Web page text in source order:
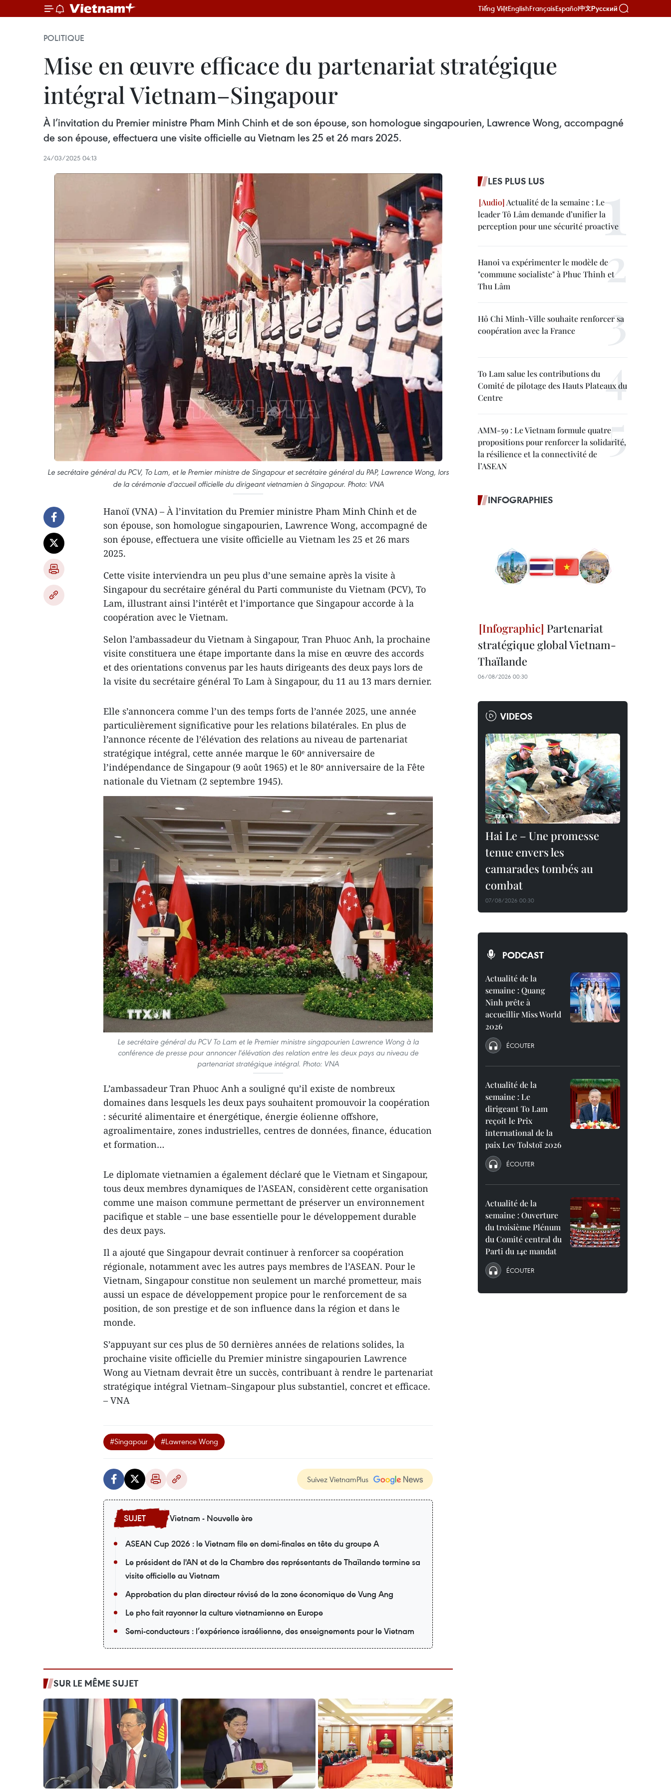
Tiếng ViệtEnglishFrançaisEspañol中文Русский
POLITIQUE
Mise en œuvre efficace du partenariat stratégique
intégral Vietnam–Singapour
À l’invitation du Premier ministre Pham Minh Chinh et de son épouse, son homologue singapourien, Lawrence Wong, accompagné
de son épouse, effectuera une visite officielle au Vietnam les 25 et 26 mars 2025.
24/03/2025 04:13
Le secrétaire général du PCV, To Lam, et le Premier ministre de Singapour et secrétaire général du PAP, Lawrence Wong, lors
de la cérémonie d'accueil officielle du dirigeant vietnamien à Singapour. Photo: VNA
Hanoï (VNA) – À l’invitation du Premier ministre Pham Minh Chinh et de
son épouse, son homologue singapourien, Lawrence Wong, accompagné de
son épouse, effectuera une visite officielle au Vietnam les 25 et 26 mars
2025.
Cette visite interviendra un peu plus d’une semaine après la visite à
Singapour du secrétaire général du Parti communiste du Vietnam (PCV), To
Lam, illustrant ainsi l’intérêt et l’importance que Singapour accorde à la
coopération avec le Vietnam.
Selon l’ambassadeur du Vietnam à Singapour, Tran Phuoc Anh, la prochaine
visite constituera une étape importante dans la mise en œuvre des accords
et des orientations convenus par les hauts dirigeants des deux pays lors de
la visite du secrétaire général To Lam à Singapour, du 11 au 13 mars dernier.
Elle s’annoncera comme l’un des temps forts de l’année 2025, une année
particulièrement significative pour les relations bilatérales. En plus de
l’annonce récente de l’élévation des relations au niveau de partenariat
stratégique intégral, cette année marque le 60ᵉ anniversaire de
l’indépendance de Singapour (9 août 1965) et le 80ᵉ anniversaire de la Fête
nationale du Vietnam (2 septembre 1945).
Le secrétaire général du PCV To Lam et le Premier ministre singapourien Lawrence Wong à la
conférence de presse pour annoncer l'élévation des relation entre les deux pays au niveau de
partenariat stratégique intégral. Photo: VNA
L’ambassadeur Tran Phuoc Anh a souligné qu’il existe de nombreux
domaines dans lesquels les deux pays souhaitent promouvoir la coopération
: sécurité alimentaire et énergétique, énergie éolienne offshore,
agroalimentaire, zones industrielles, centres de données, finance, éducation
et formation…
Le diplomate vietnamien a également déclaré que le Vietnam et Singapour,
tous deux membres dynamiques de l’ASEAN, considèrent cette organisation
comme une maison commune permettant de préserver un environnement
pacifique et stable – une base essentielle pour le développement durable
des deux pays.
Il a ajouté que Singapour devrait continuer à renforcer sa coopération
régionale, notamment avec les autres pays membres de l’ASEAN. Pour le
Vietnam, Singapour constitue non seulement un marché prometteur, mais
aussi un espace de développement propice pour le renforcement de sa
position, de son prestige et de son influence dans la région et dans le
monde.
S’appuyant sur ces plus de 50 dernières années de relations solides, la
prochaine visite officielle du Premier ministre singapourien Lawrence
Wong au Vietnam devrait être un succès, contribuant à rendre le partenariat
stratégique intégral Vietnam–Singapour plus substantiel, concret et efficace.
– VNA
#Singapour #Lawrence Wong
Suivez VietnamPlus
Vietnam - Nouvelle ère
ASEAN Cup 2026 : le Vietnam file en demi-finales en tête du groupe A
Le président de l'AN et de la Chambre des représentants de Thaïlande termine sa
visite officielle au Vietnam
Approbation du plan directeur révisé de la zone économique de Vung Ang
Le pho fait rayonner la culture vietnamienne en Europe
Semi-conducteurs : l’expérience israélienne, des enseignements pour le Vietnam
SUR LE MÊME SUJET
LES PLUS LUS
Actualité de la semaine : Le
leader Tô Lâm demande d’unifier la
perception pour une sécurité proactive
Hanoi va expérimenter le modèle de
"commune socialiste" à Phuc Thinh et
Thu Lâm
Hô Chi Minh-Ville souhaite renforcer sa
coopération avec la France
To Lam salue les contributions du
Comité de pilotage des Hauts Plateaux du
Centre
AMM-59 : Le Vietnam formule quatre
propositions pour renforcer la solidarité,
la résilience et la connectivité de
l’ASEAN
INFOGRAPHIES
Partenariat
stratégique global Vietnam-
Thaïlande
06/08/2026 00:30
VIDEOS
Hai Le – Une promesse
tenue envers les
camarades tombés au
combat
07/08/2026 00:30
PODCAST
Actualité de la
semaine : Quang
Ninh prête à
accueillir Miss World
2026
ÉCOUTER
Actualité de la
semaine : Le
dirigeant To Lam
reçoit le Prix
international de la
paix Lev Tolstoï 2026
ÉCOUTER
Actualité de la
semaine : Ouverture
du troisième Plénum
du Comité central du
Parti du 14e mandat
ÉCOUTER